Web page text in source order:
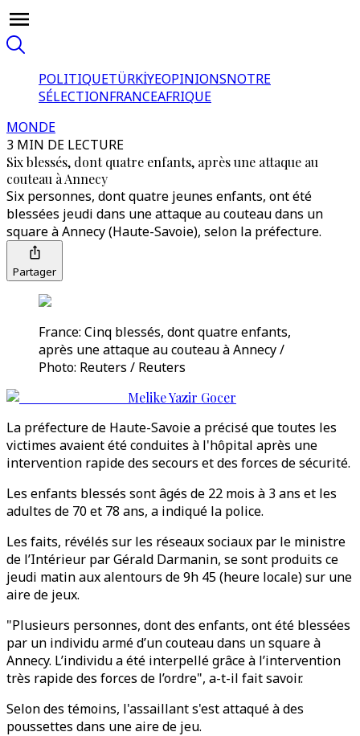
POLITIQUETÜRKİYEOPINIONSNOTRE
SÉLECTIONFRANCEAFRIQUE
MONDE
3 MIN DE LECTURE
Six blessés, dont quatre enfants, après une attaque au
couteau à Annecy
Six personnes, dont quatre jeunes enfants, ont été
blessées jeudi dans une attaque au couteau dans un
square à Annecy (Haute-Savoie), selon la préfecture.
Partager
France: Cinq blessés, dont quatre enfants,
après une attaque au couteau à Annecy /
Photo: Reuters / Reuters
Melike Yazir Gocer
La préfecture de Haute-Savoie a précisé que toutes les
victimes avaient été conduites à l'hôpital après une
intervention rapide des secours et des forces de sécurité.
Les enfants blessés sont âgés de 22 mois à 3 ans et les
adultes de 70 et 78 ans, a indiqué la police.
Les faits, révélés sur les réseaux sociaux par le ministre
de l’Intérieur par Gérald Darmanin, se sont produits ce
jeudi matin aux alentours de 9h 45 (heure locale) sur une
aire de jeux.
"Plusieurs personnes, dont des enfants, ont été blessées
par un individu armé d’un couteau dans un square à
Annecy. L’individu a été interpellé grâce à l’intervention
très rapide des forces de l’ordre", a-t-il fait savoir.
Selon des témoins, l'assaillant s'est attaqué à des
poussettes dans une aire de jeu.